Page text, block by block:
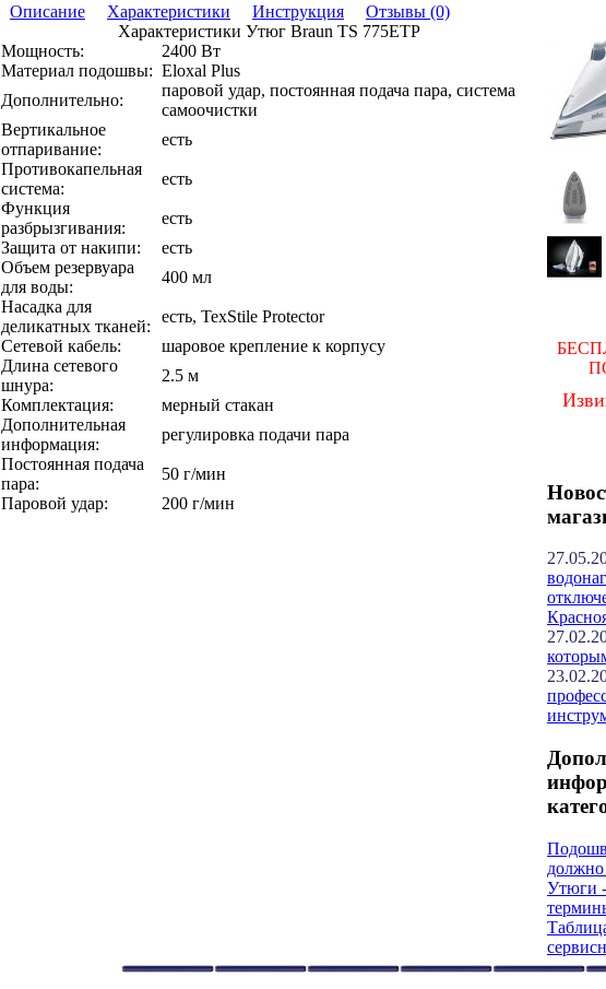
должно
Утюги -
Описание Характеристики Инструкция
Отзывы (0)
Характеристики Утюг Braun TS 775ETP
Мощность:
2400 Вт
Материал подошвы: Eloxal Plus
Дополнительно:
паровой удар, постоянная подача пара, система
самоочистки
Вертикальное
отпаривание:
есть
Противокапельная
система:
есть
Функция
разбрызгивания:
есть
Защита от накипи:
есть
Объeм резервуара
для воды:
400 мл
Насадка для
деликатных тканей:
есть, TexStile Protector
Сетевой кабель:
шаровое крепление к корпусу
Длина сетевого
шнура:
2.5 м
Комплектация:
мерный стакан
Дополнительная
информация:
регулировка подачи пара
Постоянная подача
пара:
50 г/мин
Паровой удар:
200 г/мин